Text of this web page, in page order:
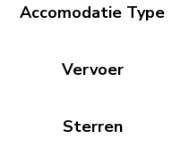
Accomodatie Type
Vervoer
Sterren